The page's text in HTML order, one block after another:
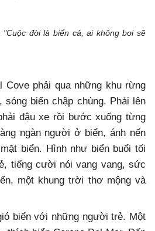
đời là biển cả, ai không bơi sẽ
phải qua những khu rừng
sóng biển chập chùng. Phải lên
đậu xe rồi bước xuống từng
ngàn người ở biển, ánh nến
biển. Hình như biển buổi tối
tiếng cười nói vang vang, sức
một khung trời thơ mộng và
biển với những người trẻ. Một